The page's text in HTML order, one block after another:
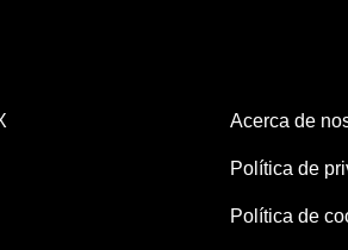
Acerca de
Política de
Política de